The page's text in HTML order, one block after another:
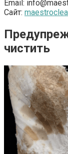
Email:
Сайт:
чистить